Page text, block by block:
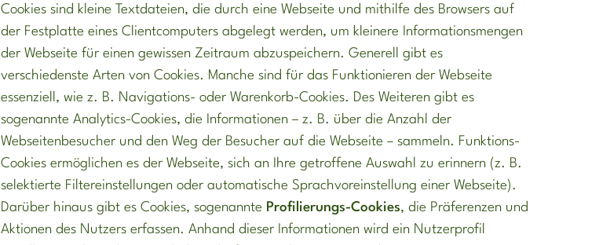
Cookies sind kleine Textdateien, die durch eine Webseite und mithilfe des Browsers auf
der Festplatte eines Clientcomputers abgelegt werden, um kleinere Informationsmengen
der Webseite für einen gewissen Zeitraum abzuspeichern. Generell gibt es
verschiedenste Arten von Cookies. Manche sind für das Funktionieren der Webseite
essenziell, wie z. B. Navigations- oder Warenkorb-Cookies. Des Weiteren gibt es
sogenannte Analytics-Cookies, die Informationen – z. B. über die Anzahl der
Webseitenbesucher und den Weg der Besucher auf die Webseite – sammeln. Funktions-
Cookies ermöglichen es der Webseite, sich an Ihre getroffene Auswahl zu erinnern (z. B.
selektierte Filtereinstellungen oder automatische Sprachvoreinstellung einer Webseite).
Darüber hinaus gibt es Cookies, sogenannte Profilierungs-Cookies, die Präferenzen und
Aktionen des Nutzers erfassen. Anhand dieser Informationen wird ein Nutzerprofil